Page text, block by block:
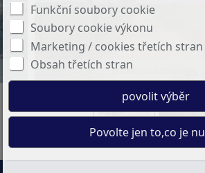
20260226 122735.jpg
Funkční soubory cookie
Soubory cookie výkonu
Marketing / cookies třetích stran
Obsah třetích stran